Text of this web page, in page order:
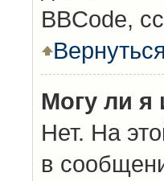
BBCode,
Могу ли я
Нет. На
в